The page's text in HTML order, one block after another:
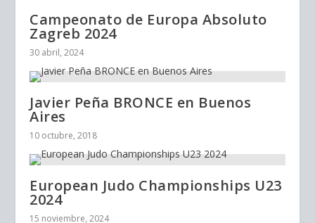
Campeonato de Europa Absoluto
Zagreb 2024
30 abril, 2024
Javier Peña BRONCE en Buenos
Aires
10 octubre, 2018
European Judo Championships U23
2024
15 noviembre, 2024